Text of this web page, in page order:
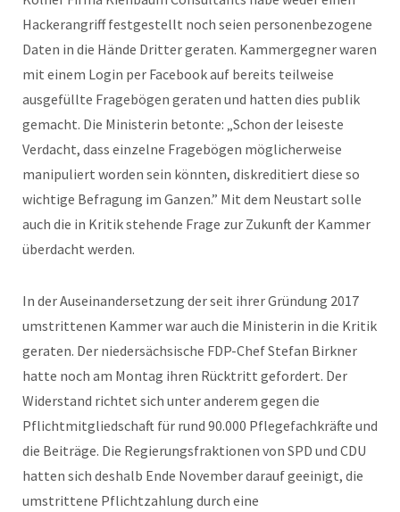
Hackerangriff festgestellt noch seien personenbezogene
Daten in die Hände Dritter geraten. Kammergegner waren
mit einem Login per Facebook auf bereits teilweise
ausgefüllte Fragebögen geraten und hatten dies publik
gemacht. Die Ministerin betonte: „Schon der leiseste
Verdacht, dass einzelne Fragebögen möglicherweise
manipuliert worden sein könnten, diskreditiert diese so
wichtige Befragung im Ganzen.” Mit dem Neustart solle
auch die in Kritik stehende Frage zur Zukunft der Kammer
überdacht werden.
In der Auseinandersetzung der seit ihrer Gründung 2017
umstrittenen Kammer war auch die Ministerin in die Kritik
geraten. Der niedersächsische FDP-Chef Stefan Birkner
hatte noch am Montag ihren Rücktritt gefordert. Der
Widerstand richtet sich unter anderem gegen die
Pflichtmitgliedschaft für rund 90.000 Pflegefachkräfte und
die Beiträge. Die Regierungsfraktionen von SPD und CDU
hatten sich deshalb Ende November darauf geeinigt, die
umstrittene Pflichtzahlung durch eine